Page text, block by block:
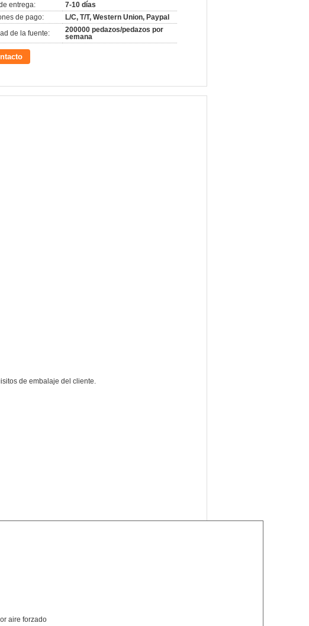
entrega:
7-10 días
de pago:
L/C, T/T, Western Union, Paypal
de la fuente:
200000 pedazos/pedazos por
semana
de embalaje del cliente.
aire forzado